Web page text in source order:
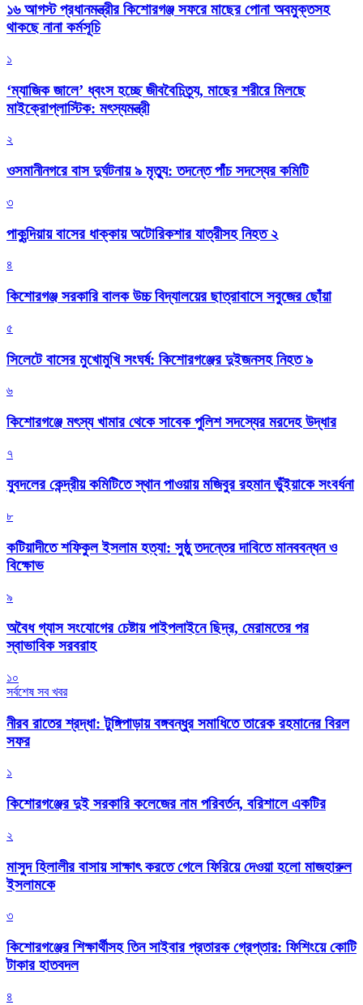
১৬ আগস্ট প্রধানমন্ত্রীর কিশোরগঞ্জ সফরে মাছের পোনা অবমুক্তসহ
থাকছে নানা কর্মসূচি
১
‘ম্যাজিক জালে’ ধ্বংস হচ্ছে জীববৈচিত্র্য, মাছের শরীরে মিলছে
মাইক্রোপ্লাস্টিক: মৎস্যমন্ত্রী
২
ওসমানীনগরে বাস দুর্ঘটনায় ৯ মৃত্যু: তদন্তে পাঁচ সদস্যের কমিটি
৩
পাকুন্দিয়ায় বাসের ধাক্কায় অটোরিকশার যাত্রীসহ নিহত ২
৪
কিশোরগঞ্জ সরকারি বালক উচ্চ বিদ্যালয়ের ছাত্রাবাসে সবুজের ছোঁয়া
৫
সিলেটে বাসের মুখোমুখি সংঘর্ষ: কিশোরগঞ্জের দুইজনসহ নিহত ৯
৬
কিশোরগঞ্জে মৎস্য খামার থেকে সাবেক পুলিশ সদস্যের মরদেহ উদ্ধার
৭
যুবদলের কেন্দ্রীয় কমিটিতে স্থান পাওয়ায় মজিবুর রহমান ভুঁইয়াকে সংবর্ধনা
৮
কটিয়াদীতে শফিকুল ইসলাম হত্যা: সুষ্ঠু তদন্তের দাবিতে মানববন্ধন ও
বিক্ষোভ
৯
অবৈধ গ্যাস সংযোগের চেষ্টায় পাইপলাইনে ছিদ্র, মেরামতের পর
স্বাভাবিক সরবরাহ
১০
সর্বশেষ সব খবর
নীরব রাতের শ্রদ্ধা: টুঙ্গিপাড়ায় বঙ্গবন্ধুর সমাধিতে তারেক রহমানের বিরল
সফর
১
কিশোরগঞ্জের দুই সরকারি কলেজের নাম পরিবর্তন, বরিশালে একটির
২
মাসুদ হিলালীর বাসায় সাক্ষাৎ করতে গেলে ফিরিয়ে দেওয়া হলো মাজহারুল
ইসলামকে
৩
কিশোরগঞ্জের শিক্ষার্থীসহ তিন সাইবার প্রতারক গ্রেপ্তার: ফিশিংয়ে কোটি
টাকার হাতবদল
৪